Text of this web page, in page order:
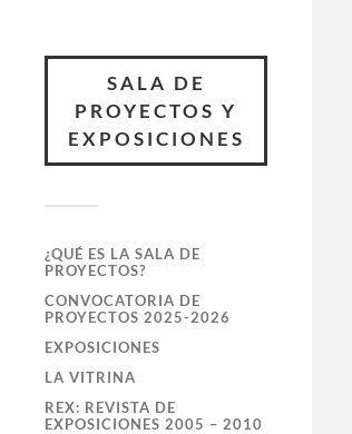
SALA DE
PROYECTOS Y
EXPOSICIONES
¿QUÉ ES LA SALA DE
PROYECTOS?
CONVOCATORIA DE
PROYECTOS 2025-2026
EXPOSICIONES
LA VITRINA
REX: REVISTA DE
EXPOSICIONES 2005 – 2010